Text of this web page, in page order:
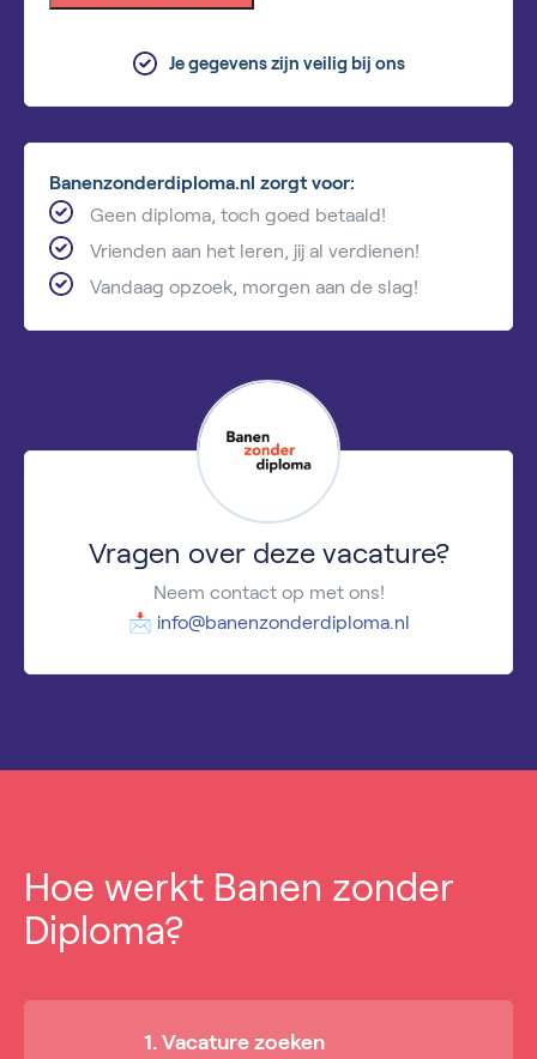
Je gegevens zijn veilig bij ons
Banenzonderdiploma.nl zorgt voor:
Geen diploma, toch goed betaald!
Vrienden aan het leren, jij al verdienen!
Vandaag opzoek, morgen aan de slag!
Vragen over deze vacature?
Neem contact op met ons!
📩 info@banenzonderdiploma.nl
Hoe werkt Banen zonder
Diploma?
1. Vacature zoeken